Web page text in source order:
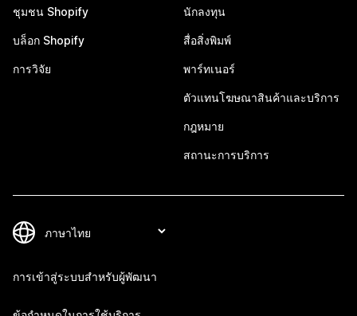
ชุมชน Shopify
บล็อก Shopify
การวิจัย
นักลงทุน
สื่อสิ่งพิมพ์
พาร์ทเนอร์
ตัวแทนโฆษณาสินค้าและบริการ
กฎหมาย
สถานะการบริการ
การเข้าสู่ระบบสำหรับผู้พัฒนา